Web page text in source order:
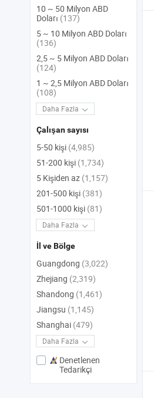
10 ~ 50 Milyon ABD
Doları (137)
5 ~ 10 Milyon ABD Doları
(136)
2,5 ~ 5 Milyon ABD Doları
(124)
1 ~ 2,5 Milyon ABD Doları
(108)
Daha Fazla
Çalışan sayısı
5-50 kişi (4,985)
51-200 kişi (1,734)
5 Kişiden az (1,157)
201-500 kişi (381)
501-1000 kişi (81)
Daha Fazla
İl ve Bölge
Guangdong (3,022)
Zhejiang (2,319)
Shandong (1,461)
Jiangsu (1,145)
Shanghai (479)
Daha Fazla
Denetlenen
Tedarikçi